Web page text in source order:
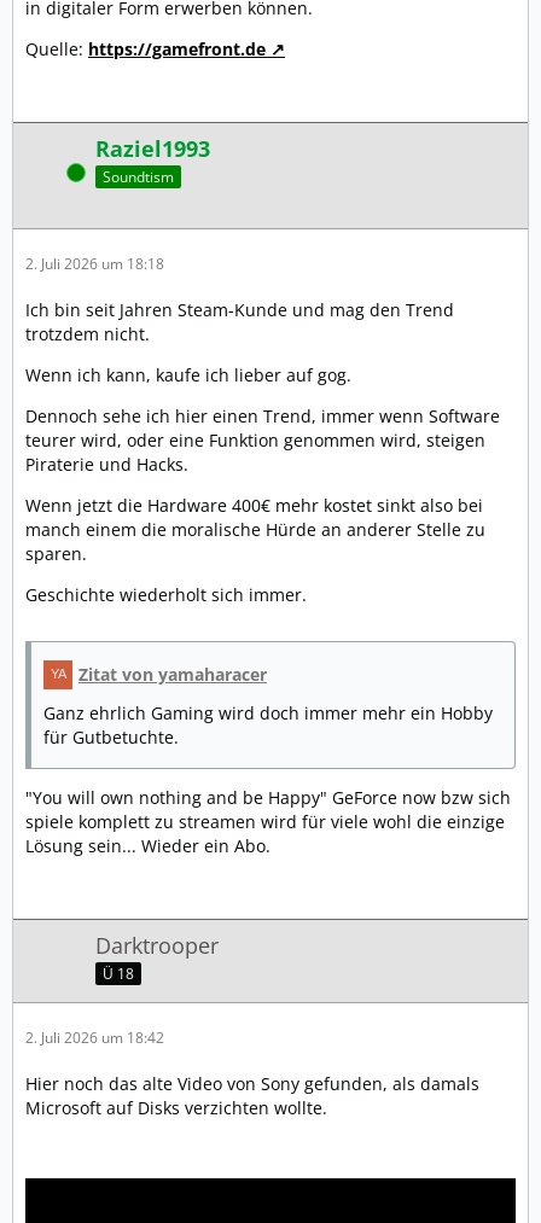
in digitaler Form erwerben können.
Quelle: https://gamefront.de
Online
Raziel1993
Soundtism
2. Juli 2026 um 18:18
Ich bin seit Jahren Steam-Kunde und mag den Trend
trotzdem nicht.
Wenn ich kann, kaufe ich lieber auf gog.
Dennoch sehe ich hier einen Trend, immer wenn Software
teurer wird, oder eine Funktion genommen wird, steigen
Piraterie und Hacks.
Wenn jetzt die Hardware 400€ mehr kostet sinkt also bei
manch einem die moralische Hürde an anderer Stelle zu
sparen.
Geschichte wiederholt sich immer.
Zitat von yamaharacer
Ganz ehrlich Gaming wird doch immer mehr ein Hobby
für Gutbetuchte.
"You will own nothing and be Happy" GeForce now bzw sich
spiele komplett zu streamen wird für viele wohl die einzige
Lösung sein... Wieder ein Abo.
Darktrooper
Ü 18
2. Juli 2026 um 18:42
Hier noch das alte Video von Sony gefunden, als damals
Microsoft auf Disks verzichten wollte.